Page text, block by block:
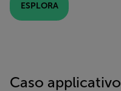
ESPLORA
Caso applicativo